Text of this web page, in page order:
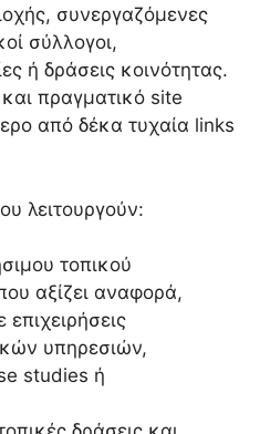
συνεργαζόμενες
σύλλογοι,
ή δράσεις κοινότητας.
πραγματικό site
από δέκα τυχαία links
λειτουργούν:
τοπικού
αξίζει αναφορά,
υπηρεσιών,
studies ή